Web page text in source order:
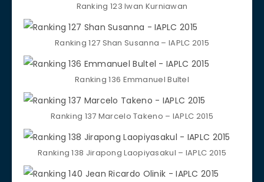
Ranking 123 Iwan Kurniawan
Ranking 127 Shan Susanna – IAPLC 2015
Ranking 136 Emmanuel Bultel
Ranking 137 Marcelo Takeno – IAPLC 2015
Ranking 138 Jirapong Laopiyasakul – IAPLC 2015